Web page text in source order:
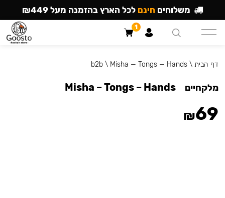
דף הבית \
b2b\ Misha — Tongs — Hands
מלקחיים Misha – Tongs – Hands
₪69
משלוחים חינם לכל הארץ בהזמנה מעל ₪449
1